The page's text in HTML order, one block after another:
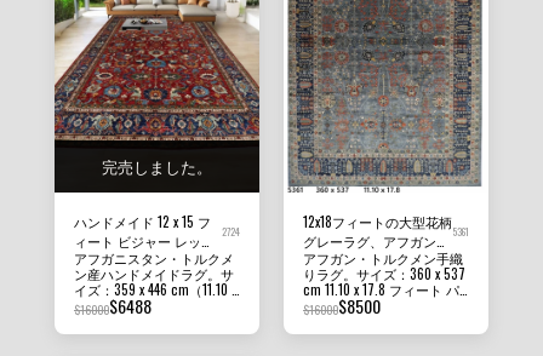
完売しました。
ハンドメイド 12 x 15 フ
ィート ビジャー レッド
ラージサイズ エリアラ
グ アフガンハンドノッ
ト ベジタブルダイウー
ルラグ
2724
アフガニスタン・トルクメ
ン産ハンドメイドラグ。サ
イズ：359 x 446 cm（11.10 x
14.8フィート）、パイル
高：8mm - 10mm。状態：
新品。素材：アフガニスタ
$16000$6488
12x18フィートの大型花柄
グレーラグ、アフガン手
織り植物染めウールオリ
エンタルラグ
5361
アフガン・トルクメン手織
りラグ。サイズ：360 x 537
cm 11.10 x 17.8 フィート パ
イルの高さ：8 MM - 10 MM
密度：100 - 110 KPSI 状態：
新品 素材：アフガン・ガズ
$16000$8500